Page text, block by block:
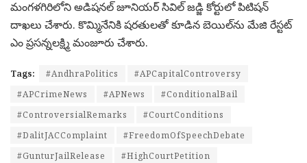
మంగళగిరిలోని అడిషనల్‌ జూనియర్‌ సివిల్‌ జడ్జి కోర్టులో పిటిషన్‌
దాఖలు చేశారు. కొమ్మినేనికి షరతులతో కూడిన బెయిల్‌ను మేజి రేస్టట్‌
ఎం ప్రసన్నలక్ష్మి మంజూరు చేశారు.
Tags: #AndhraPolitics
#APCapitalControversy
#APCrimeNews
#APNews
#ConditionalBail
#ControversialRemarks
#CourtConditions
#DalitJACComplaint
#FreedomOfSpeechDebate
#GunturJailRelease
#HighCourtPetition